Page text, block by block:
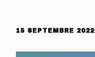
15 SEPTEMBRE 2022